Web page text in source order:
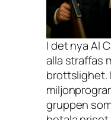
I det nya Al
alla straffas
brottslighet.
gruppen